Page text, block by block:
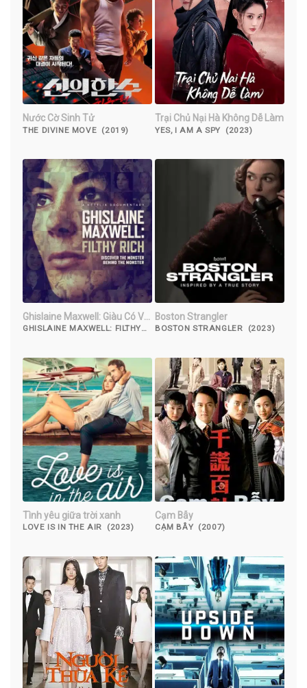
Nước Cờ Sinh Tử
THE DIVINE MOVE (2019)
Trại Chủ Nại Hà Không Dễ Làm
YES, I AM A SPY (2023)
Ghislaine Maxwell: Giàu Có Và
Đồi Bại
GHISLAINE MAXWELL: FILTHY
Boston Strangler
BOSTON STRANGLER (2023)
Tình yêu giữa trời xanh
LOVE IS IN THE AIR (2023)
Cạm Bẫy
CẠM BẪY (2007)